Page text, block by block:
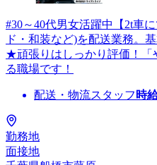
#30～40代男女活躍中【2t車
ド・和装など)を配送業務。
★頑張りはしっかり評価！「
る職場です！
配送・物流スタッフ 時
勤務地
面接地